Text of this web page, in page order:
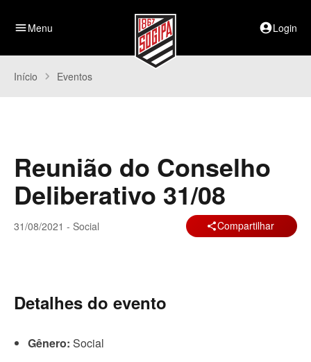
menuMenu account_circleLogin
Início chevron_right Eventos
Reunião do Conselho
Deliberativo 31/08
31/08/2021 - Social shareCompartilhar
Detalhes do evento
Gênero: Social